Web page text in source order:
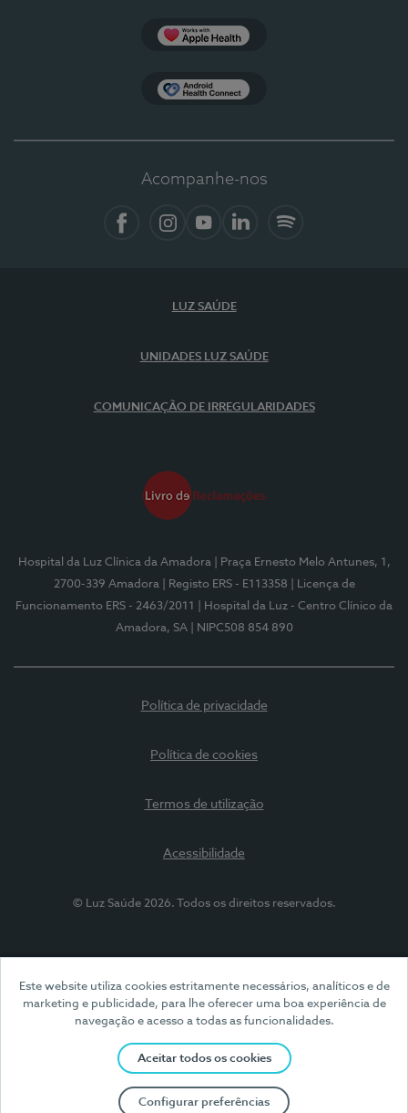
Este website utiliza cookies estritamente necessários, analíticos e de
marketing e publicidade, para lhe oferecer uma boa experiência de
navegação e acesso a todas as funcionalidades.
Aceitar todos os cookies
Configurar preferências
Acompanhe-nos
LUZ SAÚDE
UNIDADES LUZ SAÚDE
COMUNICAÇÃO DE IRREGULARIDADES
Hospital da Luz Clínica da Amadora
| Praça Ernesto Melo Antunes, 1,
2700-339 Amadora
| Registo ERS - E113358
| Licença de
Funcionamento ERS - 2463/2011
| Hospital da Luz - Centro Clínico da
Amadora, SA
| NIPC508 854 890
Política de privacidade
Política de cookies
Termos de utilização
Acessibilidade
© Luz Saúde 2026. Todos os direitos reservados.